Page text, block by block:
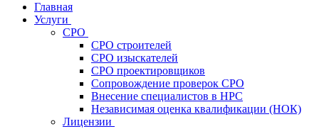
Главная
Услуги
СРО
СРО строителей
СРО изыскателей
СРО проектировщиков
Сопровождение проверок СРО
Внесение специалистов в НРС
Независимая оценка квалификации (НОК)
Лицензии